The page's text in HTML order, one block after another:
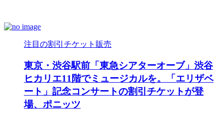
注目の割引チケット販売
東京・渋谷駅前「東急シアターオーブ」渋谷
ヒカリエ11階でミュージカルを。「エリザベ
ート」記念コンサートの割引チケットが登
場、ポニッツ